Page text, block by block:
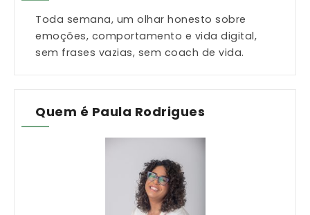
Toda semana, um olhar honesto sobre
emoções, comportamento e vida digital,
sem frases vazias, sem coach de vida.
Quem é Paula Rodrigues